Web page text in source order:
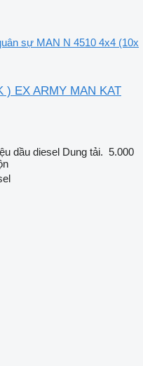
sự MAN N 4510 4x4 (10x
) EX ARMY MAN KAT
dầu diesel Dung tải. 5.000